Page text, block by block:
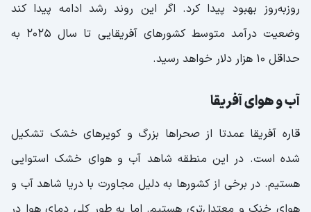
روزبه‌روز بهبود پیدا کرد. اگر این روند رشد ادامه پیدا کند
وضعیت درآمد متوسط کشورهای آفریقایی تا سال ۲۰۲۵ به
حداقل ۱۰ هزار دلار خواهد رسید.
آب و هوای آفریقا
قاره آفریقا عمدتا از صحراها بزرگ و کویرهای خشک تشکیل
شده است. در این منطقه شاهد آب و هوای خشک استوایی
هستیم. در برخی از کشورها به دلیل مجاورت با دریا شاهد آب و